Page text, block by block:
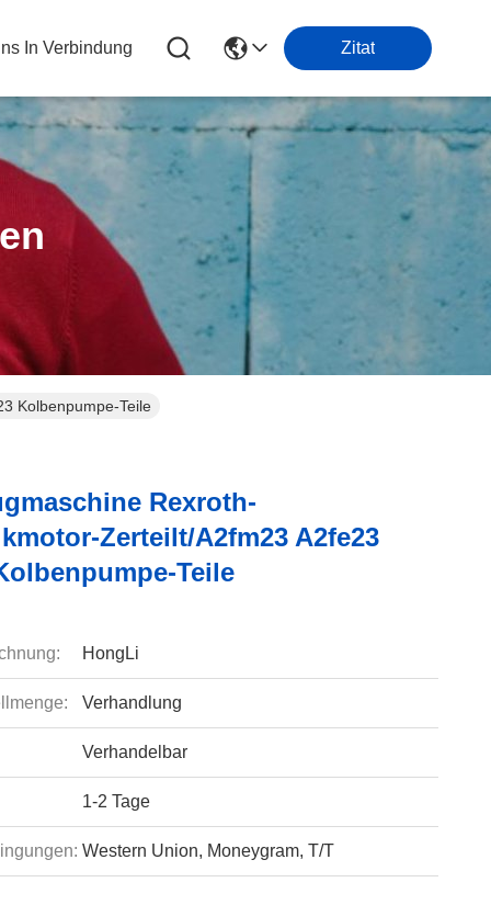
In Verbindung Zitat
Kolbenpumpe-Teile
Rexroth-
Zerteilt/A2fm23 A2fe23
Teile
HongLi
Verhandlung
Verhandelbar
1-2 Tage
Western Union, Moneygram, T/T